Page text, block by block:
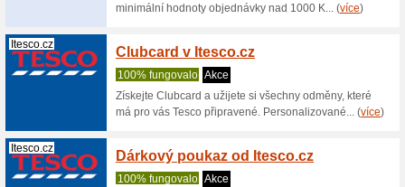
Získejte